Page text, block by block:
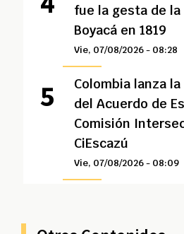
fue la gesta de la
Boyacá en 1819
Vie, 07/08/2026 - 08:28
Colombia lanza
del Acuerdo de
Comisión
CiEscazú
Vie, 07/08/2026 - 08:09